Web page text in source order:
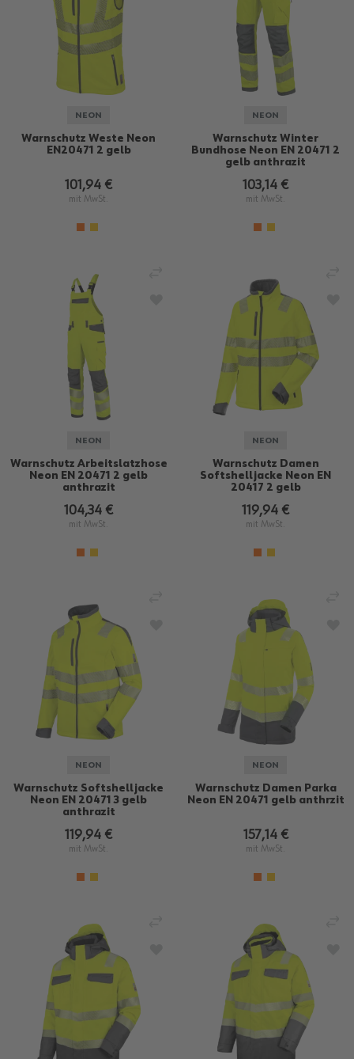
NEON
Warnschutz Weste Neon
EN20471 2 gelb
101,94 €
mit MwSt.
NEON
Warnschutz Winter
Bundhose Neon EN 20471 2
gelb anthrazit
103,14 €
mit MwSt.
NEON
Warnschutz Arbeitslatzhose
Neon EN 20471 2 gelb
anthrazit
104,34 €
mit MwSt.
ZUR WUNSCHLISTE HINZUFÜGEN
NEON
Warnschutz Damen
Softshelljacke Neon EN
20417 2 gelb
119,94 €
mit MwSt.
NEON
Warnschutz Softshelljacke
Neon EN 20471 3 gelb
anthrazit
119,94 €
mit MwSt.
ZUR WUNSCHLISTE HINZUFÜGEN
NEON
Warnschutz Damen Parka
Neon EN 20471 gelb anthrzit
157,14 €
mit MwSt.
ZUR WUNSCHLISTE HINZUFÜGEN